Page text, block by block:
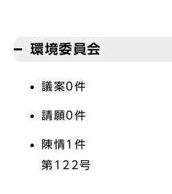
環境委員会
議案0件
請願0件
陳情1件
第122号